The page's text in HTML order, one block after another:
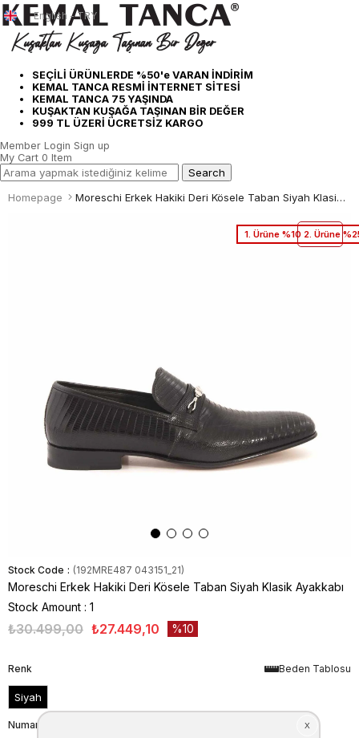
SEÇİLİ ÜRÜNLERDE %50'e VARAN İNDİRİM
KEMAL TANCA RESMİ İNTERNET SİTESİ
KEMAL TANCA 75 YAŞINDA
KUŞAKTAN KUŞAĞA TAŞINAN BİR DEĞER
999 TL ÜZERİ ÜCRETSİZ KARGO
English - TRY
Member Login Sign up
My Cart 0 Item
Homepage Moreschi Erkek Hakiki Deri Kösele Taban Siyah Klasik Ayakkabı
1. Ürüne %10 2. Ürüne
Stock Code (192MRE487 043151_21)
Moreschi Erkek Hakiki Deri Kösele Taban Siyah Klasik Ayakkabı
Stock Amount : 1
₺30.499,00 ₺27.449,10 10
Beden Tablosu
Renk
Siyah
Numara